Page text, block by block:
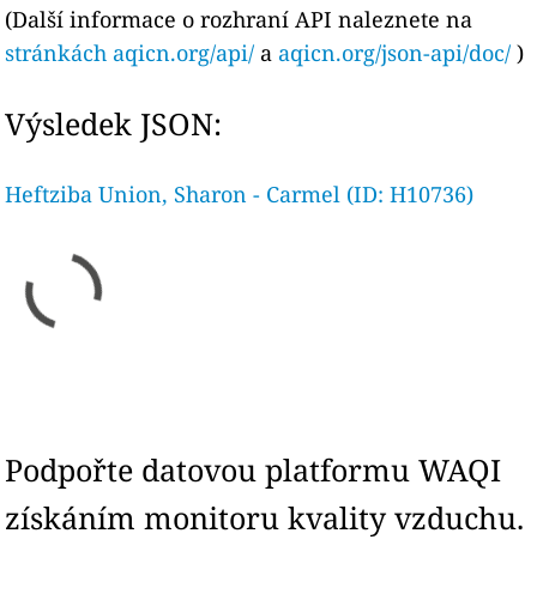
(Další informace o rozhraní API naleznete na
stránkách aqicn.org/api/ a aqicn.org/json-api/doc/ )
Výsledek JSON:
Heftziba Union, Sharon - Carmel (ID: H10736)
Podpořte datovou platformu WAQI
získáním monitoru kvality vzduchu.